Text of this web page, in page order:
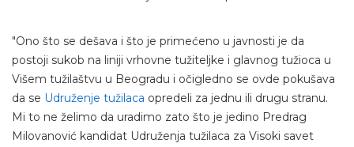
"Ono što se dešava i što je primećeno u javnosti je da
postoji sukob na liniji vrhovne tužiteljke i glavnog tužioca u
Višem tužilaštvu u Beogradu i očigledno se ovde pokušava
da se Udruženje tužilaca opredeli za jednu ili drugu stranu.
Mi to ne želimo da uradimo zato što je jedino Predrag
Milovanović kandidat Udruženja tužilaca za Visoki savet